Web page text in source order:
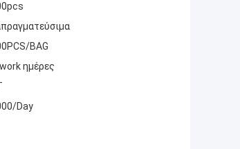
BAG
ημέρες
Day